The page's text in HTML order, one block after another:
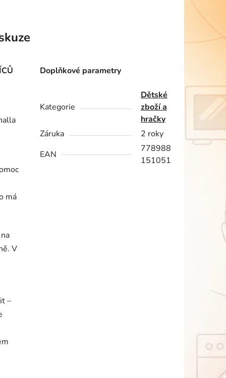
má
V
–
Doplňkové parametry
Kategorie
Dětské
zboží a
hračky
Záruka
2 roky
EAN
778988
151051